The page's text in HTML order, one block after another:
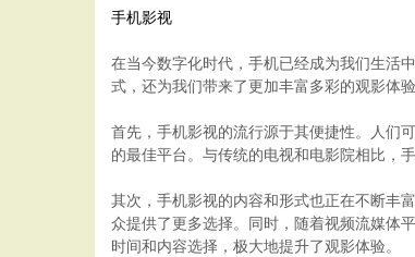
手机影视
在当今数字化时代，手机已经成为我们生活
式，还为我们带来了更加丰富多彩的观影体验
首先，手机影视的流行源于其便捷性。人们
的最佳平台。与传统的电视和电影院相比，
其次，手机影视的内容和形式也正在不断丰
众提供了更多选择。同时，随着视频流媒体
时间和内容选择，极大地提升了观影体验。